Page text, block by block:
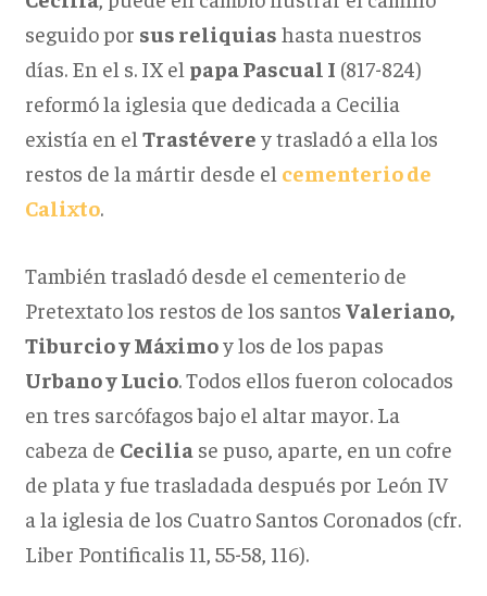
seguido por sus reliquias hasta nuestros
días. En el s. IX el papa Pascual I (817-824)
reformó la iglesia que dedicada a Cecilia
existía en el Trastévere y trasladó a ella los
restos de la mártir desde el cementerio de
Calixto.
También trasladó desde el cementerio de
Pretextato los restos de los santos Valeriano,
Tiburcio y Máximoy los de los papas
Urbano y Lucio. Todos ellos fueron colocados
en tres sarcófagos bajo el altar mayor. La
cabeza de Ceciliase puso, aparte, en un cofre
de plata y fue trasladada después por León IV
a la iglesia de los Cuatro Santos Coronados (cfr.
Liber Pontificalis 11, 55-58, 116).